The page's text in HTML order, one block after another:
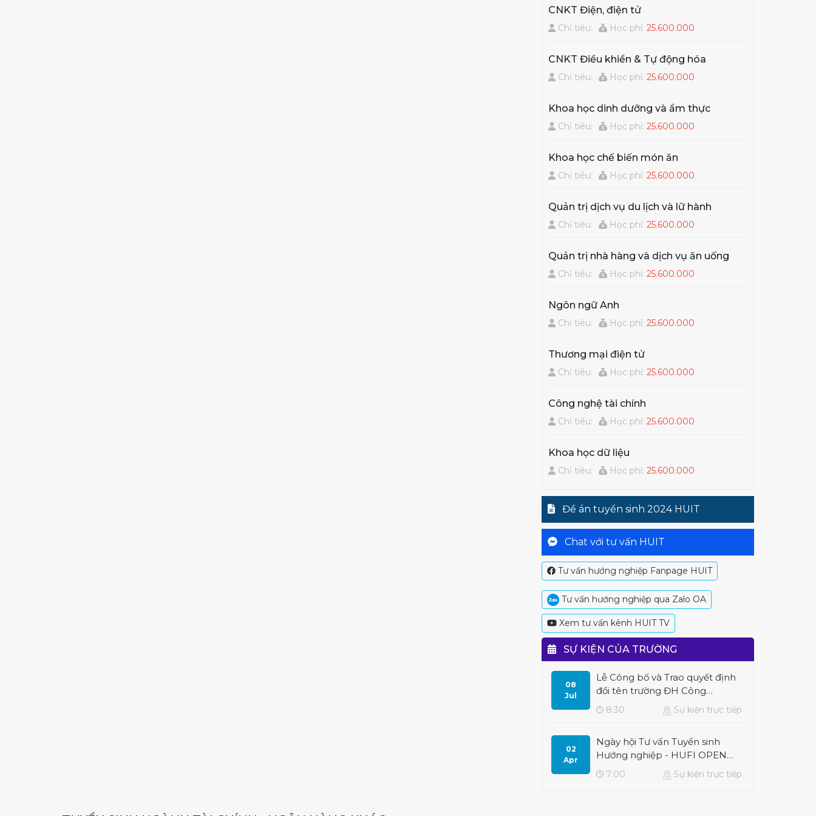
CNKT Điện, điện tử
Chỉ tiêu: Học phí:25.600.000
CNKT Điều khiển & Tự động hóa
Chỉ tiêu: Học phí:25.600.000
Khoa học dinh dưỡng và ẩm thực
Chỉ tiêu: Học phí:25.600.000
Khoa học chế biến món ăn
Chỉ tiêu: Học phí:25.600.000
Quản trị dịch vụ du lịch và lữ hành
Chỉ tiêu: Học phí:25.600.000
Quản trị nhà hàng và dịch vụ ăn uống
Chỉ tiêu: Học phí:25.600.000
Ngôn ngữ Anh
Chỉ tiêu: Học phí:25.600.000
Thương mại điện tử
Chỉ tiêu: Học phí:25.600.000
Công nghệ tài chính
Chỉ tiêu: Học phí:25.600.000
Khoa học dữ liệu
Chỉ tiêu: Học phí:25.600.000
Đề án tuyển sinh 2024 HUIT
Chat với tư vấn HUIT
Tư vấn hướng nghiệp Fanpage HUIT
Tư vấn hướng nghiệp qua Zalo OA
Xem tư vấn kênh HUIT TV
SỰ KIỆN CỦA TRƯỜNG
08
Jul
Lễ Công bố và Trao quyết định
đổi tên trường ĐH Công
Thương TP. HCM
8:30 Sự kiện trực tiếp
02
Apr
Ngày hội Tư vấn Tuyển sinh
Hướng nghiệp - HUFI OPEN
DAY 2023
7:00 Sự kiện trực tiếp